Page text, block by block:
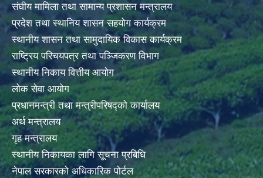
संघीय मामिला तथा सामान्य प्रशासन मन्त्रालय
प्रदेश तथा स्थानिय शासन सहयोग कार्यक्रम
स्थानीय शासन तथा सामुदायिक विकास कार्यक्रम
राष्ट्रिय परिचयपत्र तथा पञ्जिकरण विभाग
स्थानीय निकाय वित्तीय आयोग
लोक सेवा आयोग
प्रधानमन्त्री तथा मन्त्रीपरिषद्को कार्यालय
अर्थ मन्त्रालय
गृह मन्त्रालय
स्थानीय निकायका लागि सूचना प्रबिधि
नेपाल सरकारको अधिकारिक पोर्टल